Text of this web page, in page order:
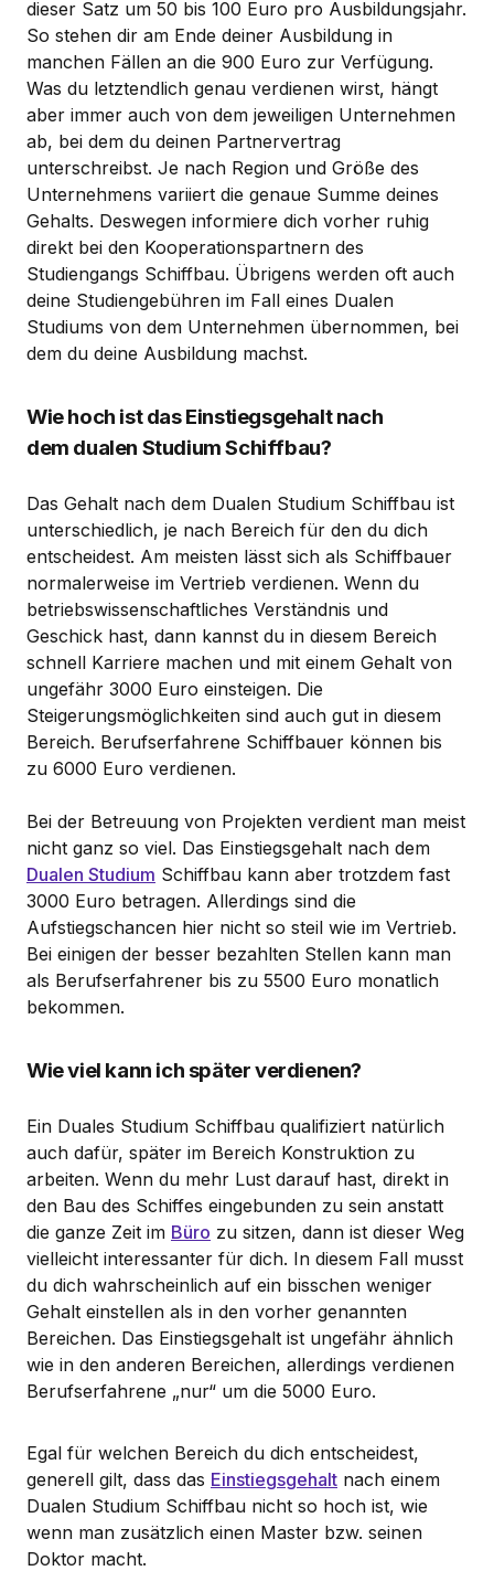
dieser Satz um 50 bis 100 Euro pro Ausbildungsjahr.
So stehen dir am Ende deiner Ausbildung in
manchen Fällen an die 900 Euro zur Verfügung.
Was du letztendlich genau verdienen wirst, hängt
aber immer auch von dem jeweiligen Unternehmen
ab, bei dem du deinen Partnervertrag
unterschreibst. Je nach Region und Größe des
Unternehmens variiert die genaue Summe deines
Gehalts. Deswegen informiere dich vorher ruhig
direkt bei den Kooperationspartnern des
Studiengangs Schiffbau. Übrigens werden oft auch
deine Studiengebühren im Fall eines Dualen
Studiums von dem Unternehmen übernommen, bei
dem du deine Ausbildung machst.
Wie hoch ist das Einstiegsgehalt nach
dem dualen Studium Schiffbau?
Das Gehalt nach dem Dualen Studium Schiffbau ist
unterschiedlich, je nach Bereich für den du dich
entscheidest. Am meisten lässt sich als Schiffbauer
normalerweise im Vertrieb verdienen. Wenn du
betriebswissenschaftliches Verständnis und
Geschick hast, dann kannst du in diesem Bereich
schnell Karriere machen und mit einem Gehalt von
ungefähr 3000 Euro einsteigen. Die
Steigerungsmöglichkeiten sind auch gut in diesem
Bereich. Berufserfahrene Schiffbauer können bis
zu 6000 Euro verdienen.
Bei der Betreuung von Projekten verdient man meist
nicht ganz so viel. Das Einstiegsgehalt nach dem
Dualen Studium Schiffbau kann aber trotzdem fast
3000 Euro betragen. Allerdings sind die
Aufstiegschancen hier nicht so steil wie im Vertrieb.
Bei einigen der besser bezahlten Stellen kann man
als Berufserfahrener bis zu 5500 Euro monatlich
bekommen.
Wie viel kann ich später verdienen?
Ein Duales Studium Schiffbau qualifiziert natürlich
auch dafür, später im Bereich Konstruktion zu
arbeiten. Wenn du mehr Lust darauf hast, direkt in
den Bau des Schiffes eingebunden zu sein anstatt
die ganze Zeit im Büro zu sitzen, dann ist dieser Weg
vielleicht interessanter für dich. In diesem Fall musst
du dich wahrscheinlich auf ein bisschen weniger
Gehalt einstellen als in den vorher genannten
Bereichen. Das Einstiegsgehalt ist ungefähr ähnlich
wie in den anderen Bereichen, allerdings verdienen
Berufserfahrene „nur“ um die 5000 Euro.
Egal für welchen Bereich du dich entscheidest,
generell gilt, dass das Einstiegsgehalt nach einem
Dualen Studium Schiffbau nicht so hoch ist, wie
wenn man zusätzlich einen Master bzw. seinen
Doktor macht.